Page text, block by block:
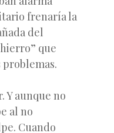
frenaría la
del
que
Y aunque no
al no
Cuando